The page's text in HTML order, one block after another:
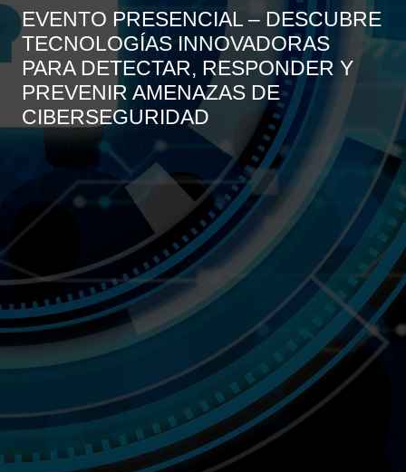
EVENTO PRESENCIAL – DESCUBRE
TECNOLOGÍAS INNOVADORAS
PARA DETECTAR, RESPONDER Y
PREVENIR AMENAZAS DE
CIBERSEGURIDAD